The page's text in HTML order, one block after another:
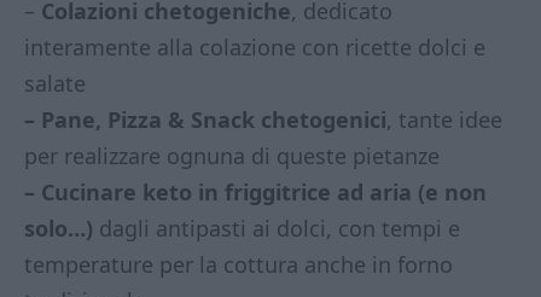
– Colazioni chetogeniche, dedicato
interamente alla colazione con ricette dolci e
salate
– Pane, Pizza & Snack chetogenici, tante idee
per realizzare ognuna di queste pietanze
– Cucinare keto in friggitrice ad aria (e non
solo…) dagli antipasti ai dolci, con tempi e
temperature per la cottura anche in forno